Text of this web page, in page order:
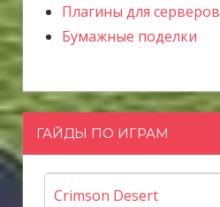
Плагины для серверов
Бумажные поделки
ГАЙДЫ ПО ИГРАМ
Crimson Desert